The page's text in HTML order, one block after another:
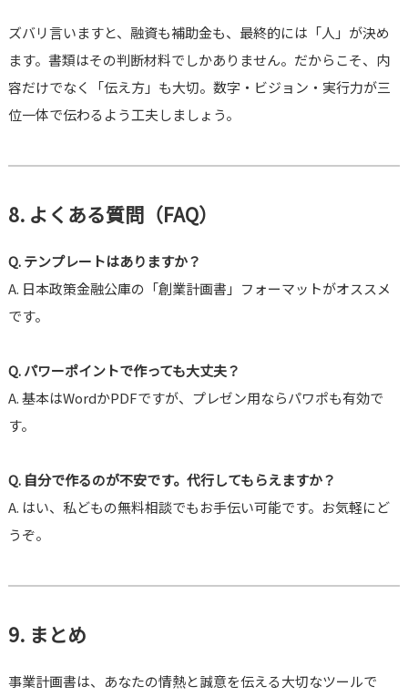
ズバリ言いますと、融資も補助金も、最終的には「人」が決め
ます。書類はその判断材料でしかありません。だからこそ、内
容だけでなく「伝え方」も大切。数字・ビジョン・実行力が三
位一体で伝わるよう工夫しましょう。
8. よくある質問（FAQ）
Q. テンプレートはありますか？
A. 日本政策金融公庫の「創業計画書」フォーマットがオススメ
です。
Q. パワーポイントで作っても大丈夫？
A. 基本はWordかPDFですが、プレゼン用ならパワポも有効で
す。
Q. 自分で作るのが不安です。代行してもらえますか？
A. はい、私どもの無料相談でもお手伝い可能です。お気軽にど
うぞ。
9. まとめ
事業計画書は、あなたの情熱と誠意を伝える大切なツールで